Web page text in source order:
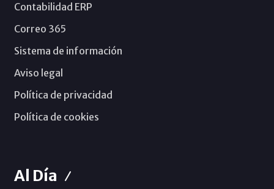
Contabilidad ERP
Correo 365
Sistema de información
Aviso legal
Política de privacidad
Política de cookies
Al Día